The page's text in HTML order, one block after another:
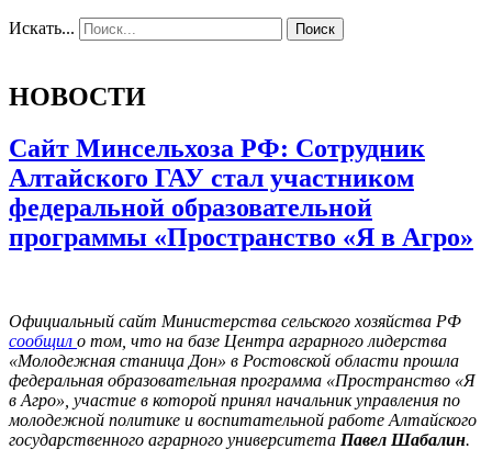
Искать... Поиск
НОВОСТИ
Сайт Минсельхоза РФ: Сотрудник
Алтайского ГАУ стал участником
федеральной образовательной
программы «Пространство «Я в Агро»
Официальный сайт Министерства сельского хозяйства РФ
сообщил о том, что на базе Центра аграрного лидерства
«Молодежная станица Дон» в Ростовской области прошла
федеральная образовательная программа «Пространство «Я
в Агро», участие в которой принял начальник управления по
молодежной политике и воспитательной работе Алтайского
государственного аграрного университета Павел Шабалин.